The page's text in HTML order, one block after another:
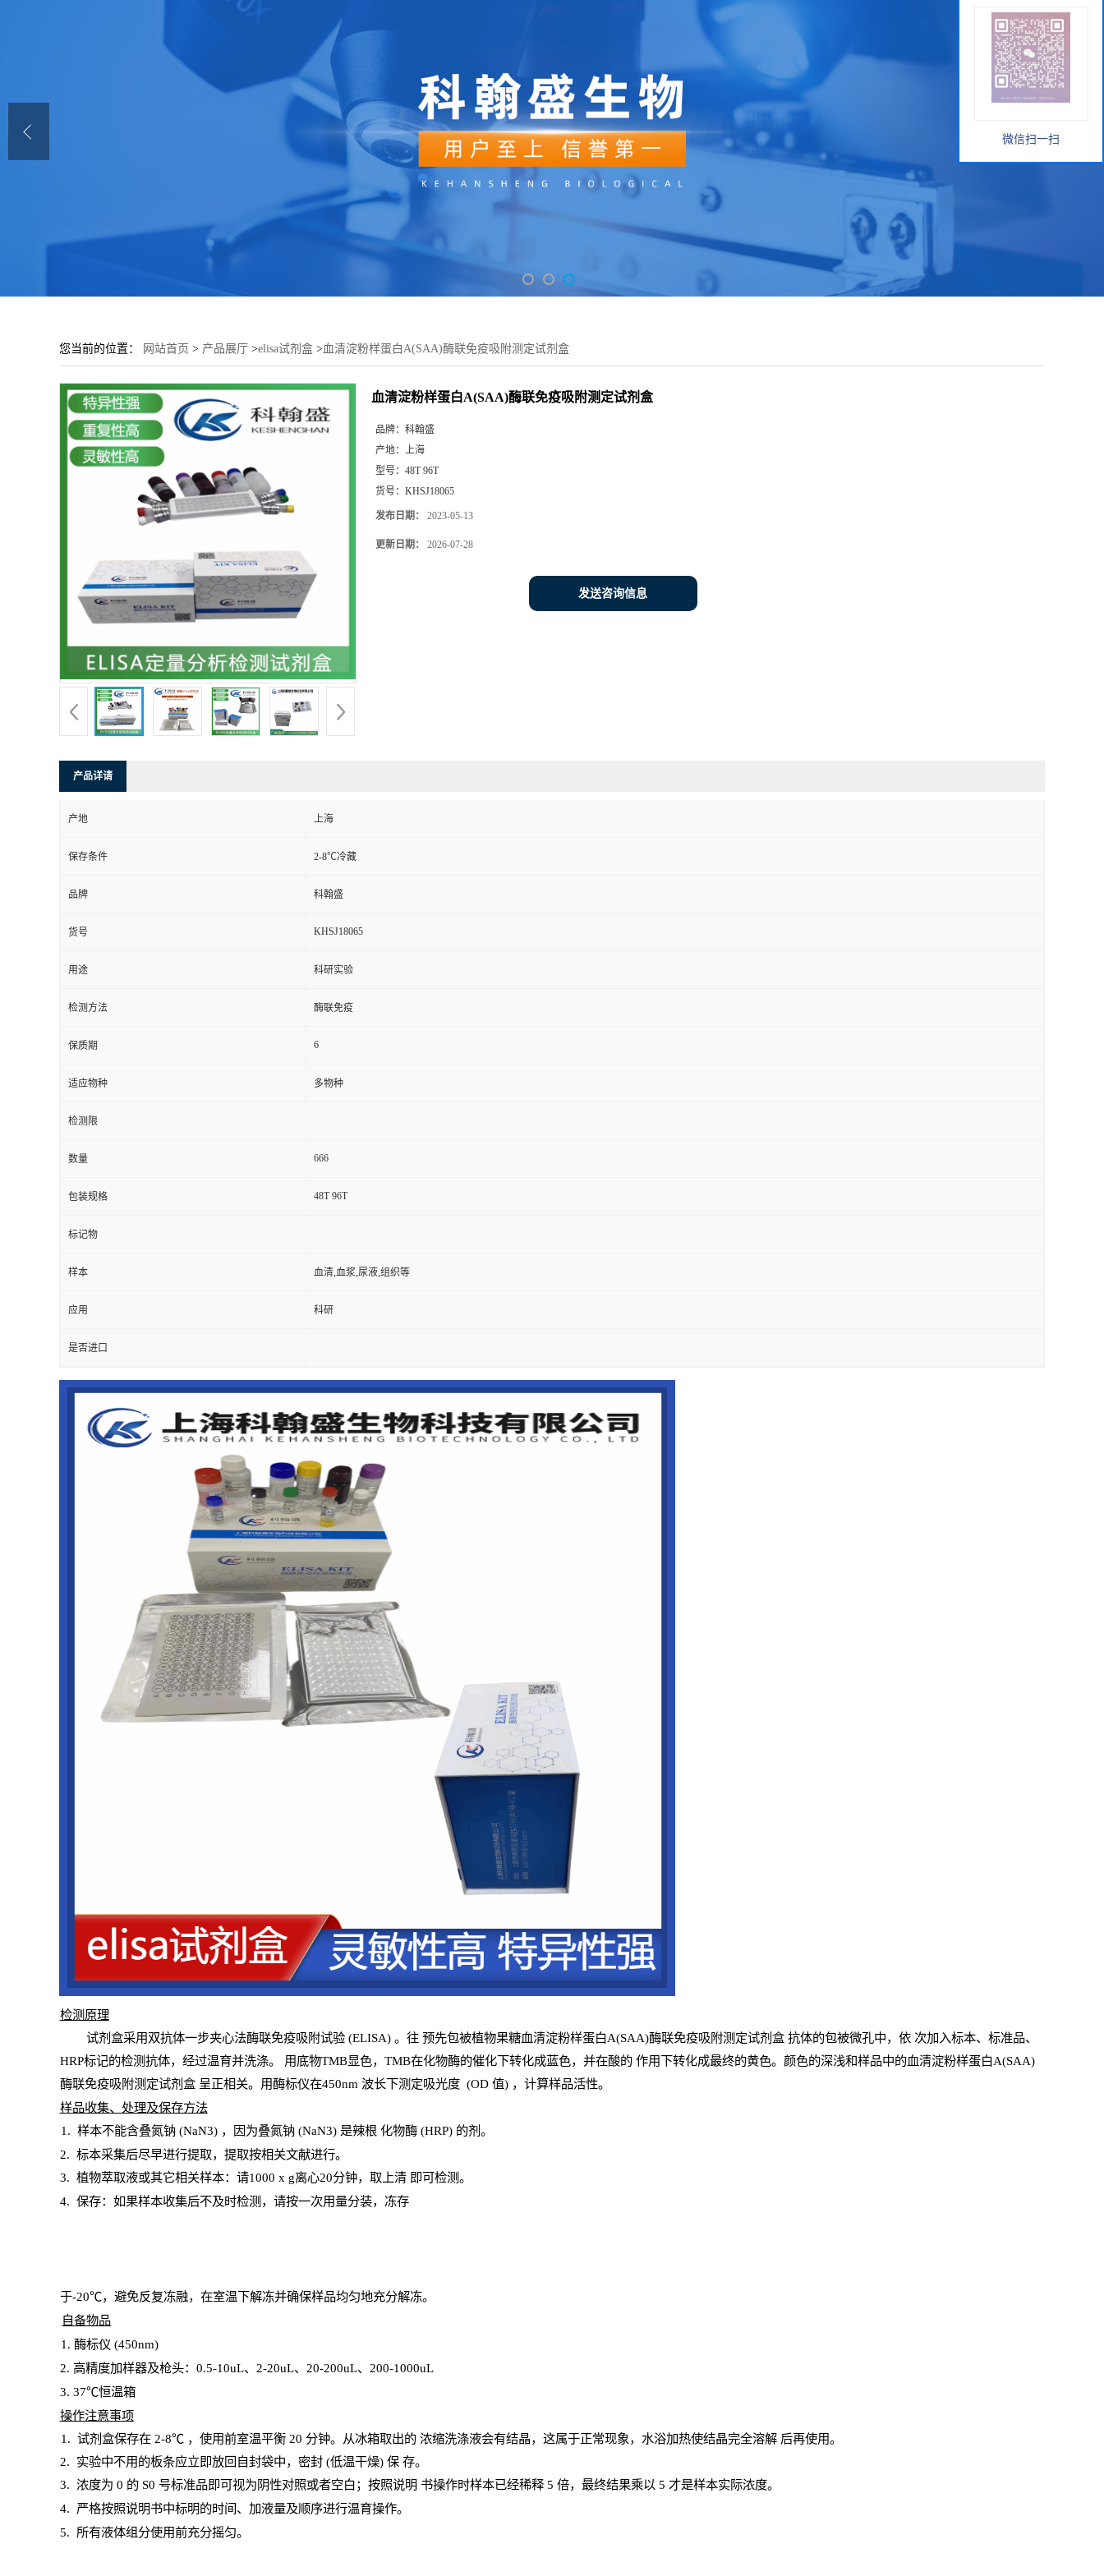
您当前的位置： 网站首页 > 产品展厅 >elisa试剂盒 >血清淀粉样蛋白A(SAA)酶联免疫吸附测定试剂盒
血清淀粉样蛋白A(SAA)酶联免疫吸附测定试剂盒
品牌： 科翰盛
产地： 上海
型号： 48T 96T
货号： KHSJ18065
发布日期： 2023-05-13
更新日期： 2026-07-28
发送咨询信息
产品详请
产地 上海
保存条件 2-8℃冷藏
品牌 科翰盛
货号 KHSJ18065
用途 科研实验
检测方法 酶联免疫
保质期 6
适应物种 多物种
检测限
数量 666
包装规格 48T 96T
标记物
样本 血清,血浆,尿液,组织等
应用 科研
是否进口
检测原理
试剂盒采用双抗体一步夹心法酶联免疫吸附试验(ELISA) 。往 预先包被植物果糖血清淀粉样蛋白A(SAA)酶联免疫吸附测定试剂盒抗体的包被微孔中，依 次加入标本、标准品、
HRP标记的检测抗体，经过温育并洗涤。 用底物TMB显色， TMB在化物酶的催化下转化成蓝色，并在酸的 作用下转化成最终的黄色。颜色的深浅和样品中的血清淀粉样蛋白A(SAA)
酶联免疫吸附测定试剂盒呈正相关。用酶标仪在450nm 波长下测定吸光度 (OD 值) ，计算样品活性。
样品收集、处理及保存方法
1 . 样本不能含叠氮钠(NaN3) ，因为叠氮钠 (NaN3) 是辣根 化物酶(HRP) 的剂。
2. 标本采集后尽早进行提取，提取按相关文献进行。
3. 植物萃取液或其它相关样本：请1000 x g离心20分钟，取上清 即可检测。
4. 保存：如果样本收集后不及时检测，请按一次用量分装，冻存
于-20℃，避免反复冻融，在室温下解冻并确保样品均匀地充分解冻。
自备物品
1 . 酶标仪 (450nm)
2. 高精度加样器及枪头： 0.5-10uL、 2-20uL、 20-200uL、 200-1000uL
3. 37℃恒温箱
操作注意事项
1. 试剂盒保存在 2-8℃ ，使用前室温平衡 20 分钟。从冰箱取出的 浓缩洗涤液会有结晶，这属于正常现象，水浴加热使结晶完全溶解 后再使用。
2. 实验中不用的板条应立即放回自封袋中，密封(低温干燥) 保 存。
3. 浓度为 0 的 S0 号标准品即可视为阴性对照或者空白；按照说明 书操作时样本已经稀释5 倍，最终结果乘以 5 才是样本实际浓度。
4. 严格按照说明书中标明的时间、加液量及顺序进行温育操作。
5. 所有液体组分使用前充分摇匀。
微信扫一扫